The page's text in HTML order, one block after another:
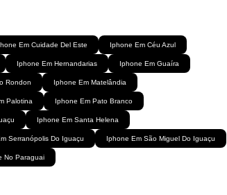
Em Cuidade Del Este Iphone Em Céu Azul
Iphone Em Hernandarias Iphone Em Guaíra
Rondon Iphone Em Matelândia
Palotina Iphone Em Pato Branco
Iphone Em Santa Helena
Serranópolis Do Iguaçu Iphone Em São Miguel Do Iguaçu
No Paraguai